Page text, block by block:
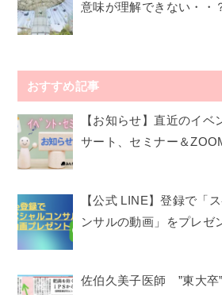
意味が理解できない・・
おすすめ記事
【お知らせ】直近のイベ
サート、セミナー＆
【公式 LINE】登録で「
ンサルの動画」をプレゼ
佐伯久美子医師 ”東大卒